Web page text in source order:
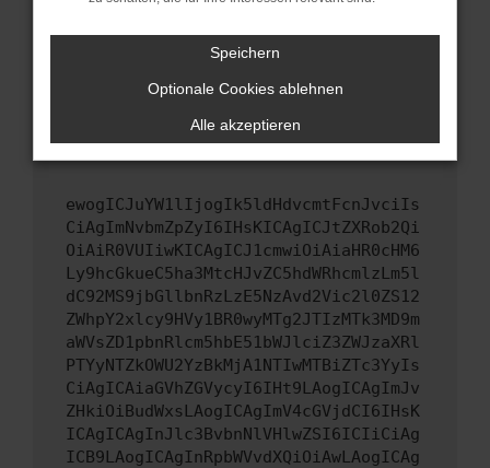
Wende dich an den Webseitenbetreiber.
Wenn du alle oben genannten Schritte versucht
hast, kontaktiere uns bitte. Wir werden
versuchen, das Problem zu beheben. Du kannst
uns diesen Text schicken, um uns bei der
ewogICJuYW1lIjogIk5ldHdvcmtFcnJvciIs
CiAgImNvbmZpZyI6IHsKICAgICJtZXRob2Qi
OiAiR0VUIiwKICAgICJ1cmwiOiAiaHR0cHM6
Ly9hcGkueC5ha3MtcHJvZC5hdWRhcmlzLm5l
dC92MS9jbGllbnRzLzE5NzAvd2Vic2l0ZS12
ZWhpY2xlcy9HVy1BR0wyMTg2JTIzMTk3MD9m
aWVsZD1pbnRlcm5hbE51bWJlciZ3ZWJzaXRl
PTYyNTZkOWU2YzBkMjA1NTIwMTBiZTc3YyIs
CiAgICAiaGVhZGVycyI6IHt9LAogICAgImJv
ZHkiOiBudWxsLAogICAgImV4cGVjdCI6IHsK
ICAgICAgInJlc3BvbnNlVHlwZSI6ICIiCiAg
ICB9LAogICAgInRpbWVvdXQiOiAwLAogICAg
Speichern
Optionale Cookies ablehnen
Alle akzeptieren